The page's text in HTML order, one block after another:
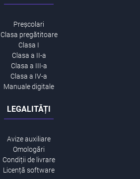
Preșcolari
Clasa pregătitoare
Clasa I
Clasa a II-a
Clasa a III-a
Clasa a IV-a
Manuale digitale
LEGALITĂȚI
Avize auxiliare
Omologări
Condiții de livrare
Licență software